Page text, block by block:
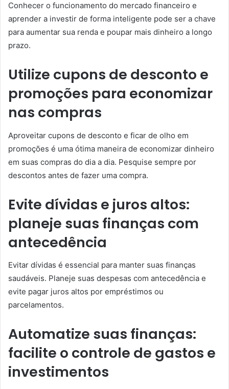
Conhecer o funcionamento do mercado financeiro e
aprender a investir de forma inteligente pode ser a chave
para aumentar sua renda e poupar mais dinheiro a longo
prazo.
Utilize cupons de desconto e
promoções para economizar
nas compras
Aproveitar cupons de desconto e ficar de olho em
promoções é uma ótima maneira de economizar dinheiro
em suas compras do dia a dia. Pesquise sempre por
descontos antes de fazer uma compra.
Evite dívidas e juros altos:
planeje suas finanças com
antecedência
Evitar dívidas é essencial para manter suas finanças
saudáveis. Planeje suas despesas com antecedência e
evite pagar juros altos por empréstimos ou
parcelamentos.
Automatize suas finanças:
facilite o controle de gastos e
investimentos